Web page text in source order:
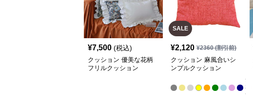
¥7,500 (税込)
クッション 優美な花柄
フリルクッション
SALE
¥2,120 ¥2360(割引前)
クッション 麻風合いシ
ンプルクッション
全
22
色